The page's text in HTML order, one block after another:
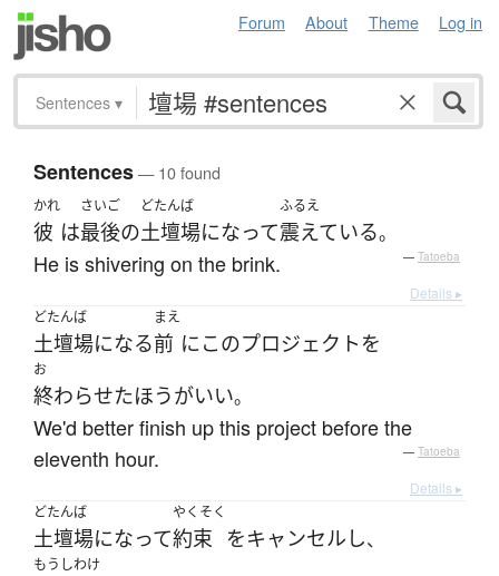
Forum About Theme Log in
Sentences ▾
Sentences— 10 found
かれ
彼 は
さいご
最後の
どたんば
土壇場になって
ふるえ
震えている。
He is shivering on the brink. — Tatoeba
Details ▸
どたんば
土壇場になる
まえ
前 にこのプロジェクト を
お
終わらせたほうがいい。
We'd better finish up this project before the
eleventh hour.
— Tatoeba
Details ▸
どたんば
土壇場になって
やくそく
約束 をキャンセル し、
もうしわけ